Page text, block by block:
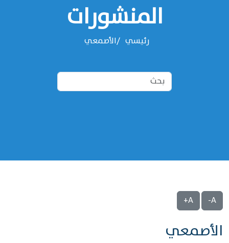
المنشورات
رئيسي ‌‌الأصمعي
A-
A+
‌‌الأصمعي